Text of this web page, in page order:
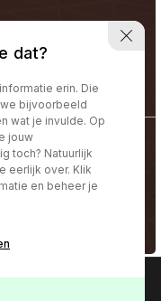
dat?
erin. Die
bijvoorbeeld
wat je invulde. Op
jouw
toch? Natuurlijk
eerlijk over. Klik
en beheer je